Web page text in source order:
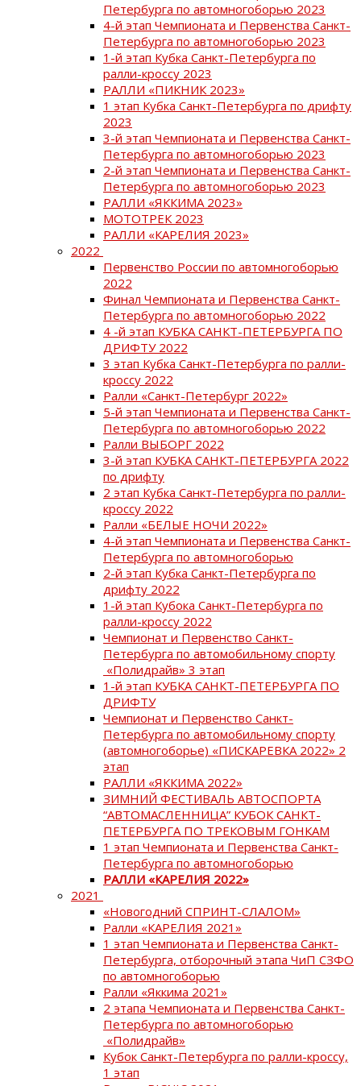
Петербурга по автомногоборью 2023
4-й этап Чемпионата и Первенства Санкт-
Петербурга по автомногоборью 2023
1-й этап Кубка Санкт-Петербурга по
ралли-кроссу 2023
РАЛЛИ «ПИКНИК 2023»
1 этап Кубка Санкт-Петербурга по дрифту
2023
3-й этап Чемпионата и Первенства Санкт-
Петербурга по автомногоборью 2023
2-й этап Чемпионата и Первенства Санкт-
Петербурга по автомногоборью 2023
РАЛЛИ «ЯККИМА 2023»
МОТОТРЕК 2023
РАЛЛИ «КАРЕЛИЯ 2023»
2022
Первенство России по автомногоборью
2022
Финал Чемпионата и Первенства Санкт-
Петербурга по автомногоборью 2022
4 -й этап КУБКА САНКТ-ПЕТЕРБУРГА ПО
ДРИФТУ 2022
3 этап Кубка Санкт-Петербурга по ралли-
кроссу 2022
Ралли «Санкт-Петербург 2022»
5-й этап Чемпионата и Первенства Санкт-
Петербурга по автомногоборью 2022
Ралли ВЫБОРГ 2022
3-й этап КУБКА САНКТ-ПЕТЕРБУРГА 2022
по дрифту
2 этап Кубка Санкт-Петербурга по ралли-
кроссу 2022
Ралли «БЕЛЫЕ НОЧИ 2022»
4-й этап Чемпионата и Первенства Санкт-
Петербурга по автомногоборью
2-й этап Кубка Санкт-Петербурга по
дрифту 2022
1-й этап Кубока Санкт-Петербурга по
ралли-кроссу 2022
Чемпионат и Первенство Санкт-
Петербурга по автомобильному спорту
«Полидрайв» 3 этап
1-й этап КУБКА САНКТ-ПЕТЕРБУРГА ПО
ДРИФТУ
Чемпионат и Первенство Санкт-
Петербурга по автомобильному спорту
(автомногоборье) «ПИСКАРЕВКА 2022» 2
этап
РАЛЛИ «ЯККИМА 2022»
ЗИМНИЙ ФЕСТИВАЛЬ АВТОСПОРТА
“АВТОМАСЛЕННИЦА” КУБОК САНКТ-
ПЕТЕРБУРГА ПО ТРЕКОВЫМ ГОНКАМ
1 этап Чемпионата и Первенства Санкт-
Петербурга по автомногоборью
РАЛЛИ «КАРЕЛИЯ 2022»
2021
«Новогодний СПРИНТ-СЛАЛОМ»
Ралли «КАРЕЛИЯ 2021»
1 этап Чемпионата и Первенства Санкт-
Петербурга, отборочный этапа ЧиП СЗФО
по автомногоборью
Ралли «Яккима 2021»
2 этапа Чемпионата и Первенства Санкт-
Петербурга по автомногоборью
«Полидрайв»
Кубок Санкт-Петербурга по ралли-кроссу,
1 этап